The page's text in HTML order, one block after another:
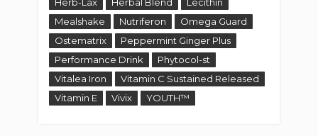
Mealshake
Nutriferon
Omega Guard
Ostematrix
Peppermint Ginger Plus
Performance Drink
Phytocol-st
Vitalea Iron
Vitamin C Sustained Released
Vitamin E
Vivix YOUTH™